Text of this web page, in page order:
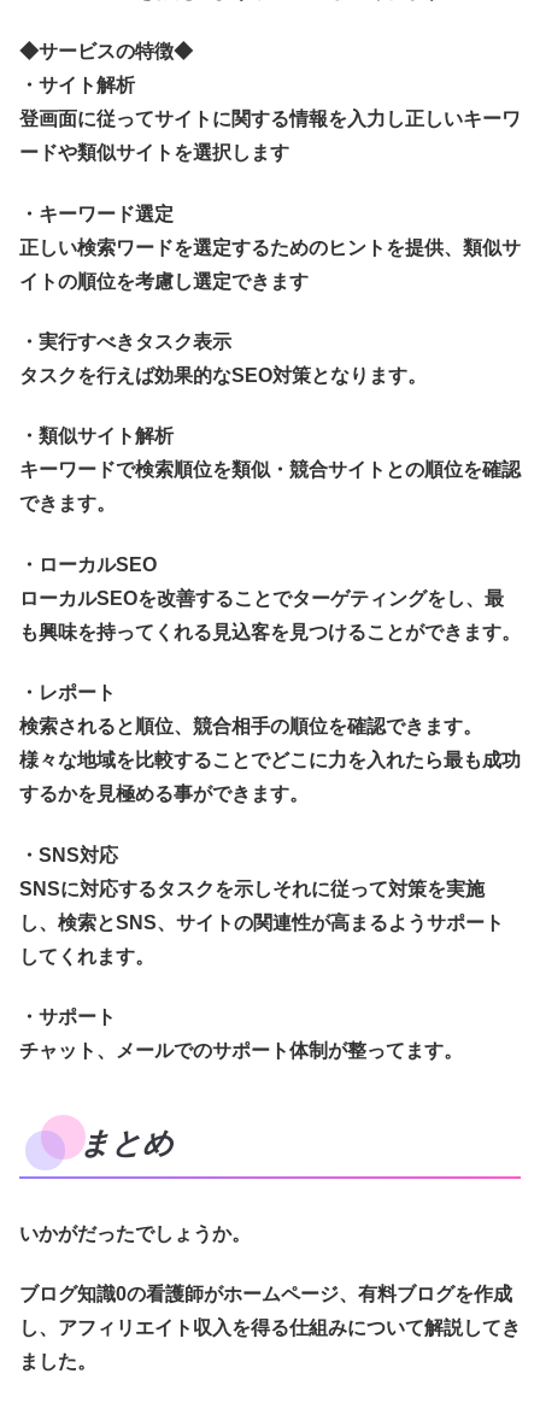
◆サービスの特徴◆
・サイト解析
登画面に従ってサイトに関する情報を入力し正しいキーワ
ードや類似サイトを選択します
・キーワード選定
正しい検索ワードを選定するためのヒントを提供、類似サ
イトの順位を考慮し選定できます
・実行すべきタスク表示
タスクを行えば効果的なSEO対策となります。
・類似サイト解析
キーワードで検索順位を類似・競合サイトとの順位を確認
できます。
・ローカルSEO
ローカルSEOを改善することでターゲティングをし、最
も興味を持ってくれる見込客を見つけることができます。
・レポート
検索されると順位、競合相手の順位を確認できます。
様々な地域を比較することでどこに力を入れたら最も成功
するかを見極める事ができます。
・SNS対応
SNSに対応するタスクを示しそれに従って対策を実施
し、検索とSNS、サイトの関連性が高まるようサポート
してくれます。
・サポート
チャット、メールでのサポート体制が整ってます。
まとめ
いかがだったでしょうか。
ブログ知識0の看護師がホームページ、有料ブログを作成
し、アフィリエイト収入を得る仕組みについて解説してき
ました。